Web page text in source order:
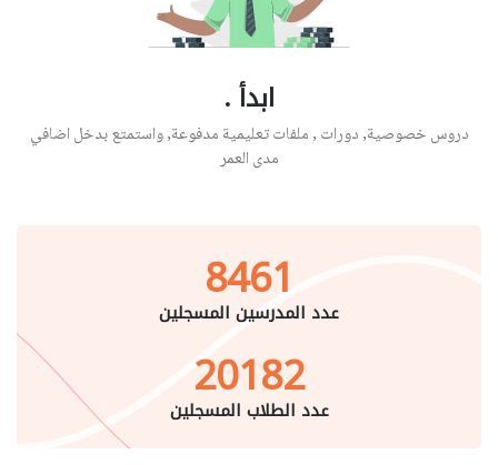
ابدأ .
دروس خصوصية, دورات , ملفات تعليمية مدفوعة, واستمتع بدخل اضافي
مدى العمر
8461
عدد المدرسين المسجلين
20182
عدد الطلاب المسجلين